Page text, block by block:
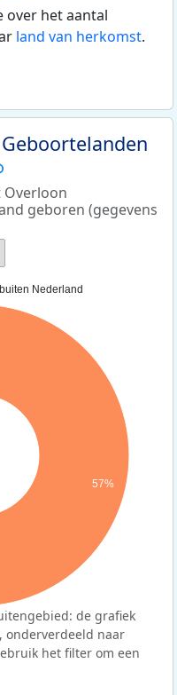
over het aantal
land van herkomst.
Overloon
geboren (gegevens
Nederland
57%
de grafiek
onderverdeeld naar
het filter om een